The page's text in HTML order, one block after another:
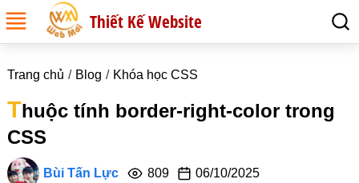
Thiết Kế Website
Trang chủ Blog Khóa học CSS
Thuộc tính border-right-color trong
CSS
Bùi Tấn Lực 809 06/10/2025